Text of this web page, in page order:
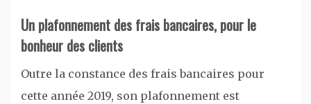
Un plafonnement des frais bancaires, pour le
bonheur des clients
Outre la constance des frais bancaires pour
cette année 2019, son plafonnement est